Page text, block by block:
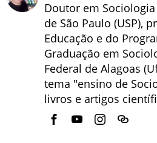
Doutor em
de São Paulo (USP),
Educação e do
Graduação em
Federal de Alagoas
tema "ensino de
livros e artigos